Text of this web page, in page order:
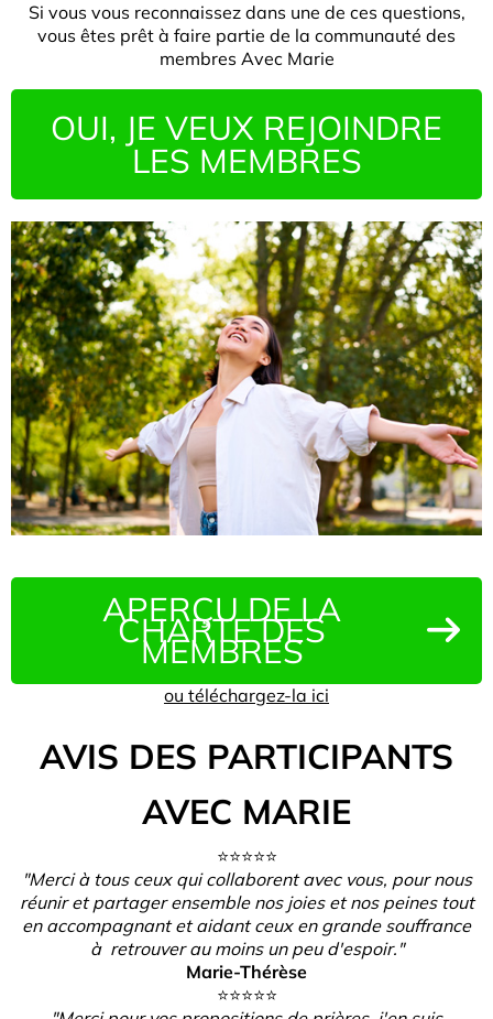
Si vous vous reconnaissez dans une de ces questions,
vous êtes prêt à faire partie de la communauté des
membres Avec Marie
OUI, JE VEUX REJOINDRE
LES MEMBRES
APERÇU DE LA
CHARTE DES
MEMBRES
ou téléchargez-la ici
AVIS DES PARTICIPANTS
AVEC MARIE
⭐️⭐️⭐️⭐️⭐️
"Merci à tous ceux qui collaborent avec vous, pour nous
réunir et partager ensemble nos joies et nos peines tout
en accompagnant et aidant ceux en grande souffrance
à retrouver au moins un peu d'espoir."
Marie-Thérèse
⭐️⭐️⭐️⭐️⭐️